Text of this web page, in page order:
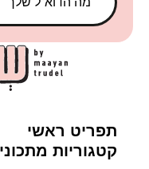
תפריט ראשי
קטגוריות